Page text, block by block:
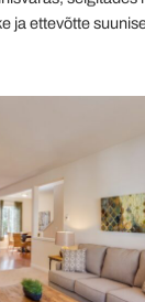
ja ettevõtte